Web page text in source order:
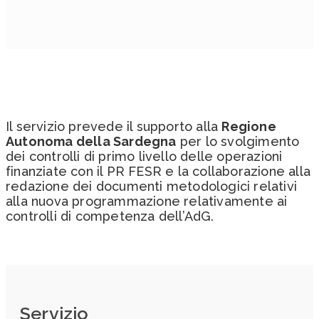
Il servizio prevede il supporto alla Regione
Autonoma della Sardegna per lo svolgimento
dei controlli di primo livello delle operazioni
finanziate con il PR FESR e la collaborazione alla
redazione dei documenti metodologici relativi
alla nuova programmazione relativamente ai
controlli di competenza dell’AdG.
Servizio